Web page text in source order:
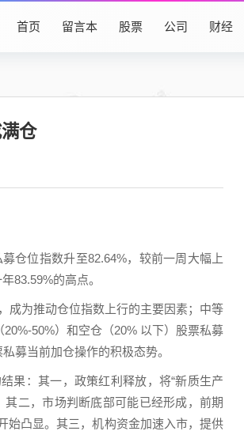
首页 留言本 股票 公司 财经
仓
仓位指数升至82.64%，较前一周大幅上
83.59%的高点。
成为推动仓位指数上行的主要因素；中等
50%）和空仓（20% 以下）股票私募
募当前加仓操作的积极态势。
果：其一，政策红利释放，将“新质生产
二，市场判断底部可能已经形成，前期
始凸显。其三，机构资金加速入市，提供